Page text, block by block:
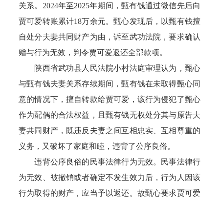
关系。2024年至2025年期间，甄有钱通过微信先后向
贾可爱转账累计18万余元。甄心发现后，以甄有钱擅
自处分夫妻共同财产为由，诉至武功法院，要求确认
赠与行为无效，判令贾可爱返还全部款项。
陕西省武功县人民法院小村法庭审理认为，甄心
与甄有钱夫妻关系存续期间，甄有钱在未取得甄心同
意的情况下，擅自转款给贾可爱，该行为侵犯了甄心
作为配偶的合法权益，且甄有钱无权处分其与原告夫
妻共同财产，既违反夫妻之间互相忠实、互相尊重的
义务，又破坏了家庭和睦，违背了公序良俗。
违背公序良俗的民事法律行为无效。民事法律行
为无效、被撤销或者确定不发生效力后，行为人因该
行为取得的财产，应当予以返还。故甄心要求贾可爱